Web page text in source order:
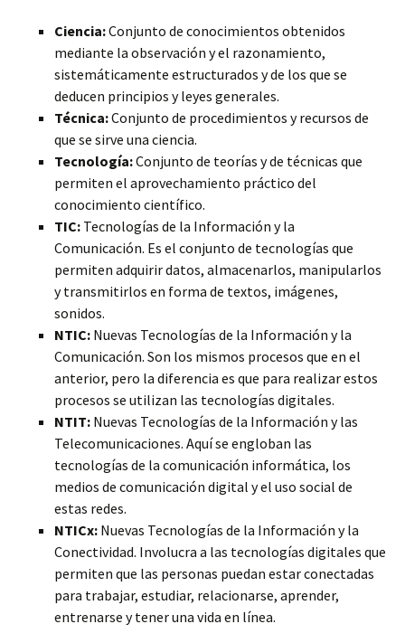
Ciencia:Conjunto de conocimientos obtenidos
mediante la observación y el razonamiento,
sistemáticamente estructurados y de los que se
deducen principios y leyes generales.
Técnica:Conjunto de procedimientos y recursos de
que se sirve una ciencia.
Tecnología:Conjunto de teorías y de técnicas que
permiten el aprovechamiento práctico del
conocimiento científico.
TIC: Tecnologías de la Información y la
Comunicación. Es el conjunto de tecnologías que
permiten adquirir datos, almacenarlos, manipularlos
y transmitirlos en forma de textos, imágenes,
sonidos.
NTIC: Nuevas Tecnologías de la Información y la
Comunicación. Son los mismos procesos que en el
anterior, pero la diferencia es que para realizar estos
procesos se utilizan las tecnologías digitales.
NTIT: Nuevas Tecnologías de la Información y las
Telecomunicaciones. Aquí se engloban las
tecnologías de la comunicación informática, los
medios de comunicación digital y el uso social de
estas redes.
NTICx: Nuevas Tecnologías de la Información y la
Conectividad. Involucra a las tecnologías digitales que
permiten que las personas puedan estar conectadas
para trabajar, estudiar, relacionarse, aprender,
entrenarse y tener una vida en línea.